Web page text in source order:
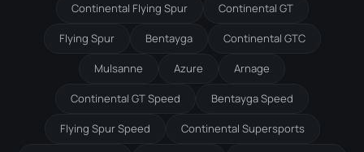
Continental Flying Spur Continental GT
Flying Spur Bentayga Continental GTC
Mulsanne Azure Arnage
Continental GT Speed Bentayga Speed
Flying Spur Speed Continental Supersports